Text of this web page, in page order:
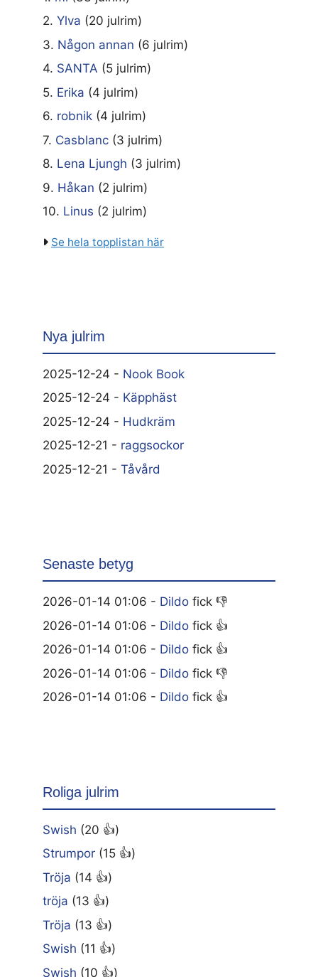
2. Ylva (20 julrim)
3. Någon annan (6 julrim)
4. SANTA (5 julrim)
5. Erika (4 julrim)
6. robnik (4 julrim)
7. Casblanc (3 julrim)
8. Lena Ljungh (3 julrim)
9. Håkan (2 julrim)
10. Linus (2 julrim)
Se hela topplistan här
Nya julrim
2025-12-24 - Nook Book
2025-12-24 - Käpphäst
2025-12-24 - Hudkräm
2025-12-21 - raggsockor
2025-12-21 - Tåvård
Senaste betyg
2026-01-14 01:06 - Dildo fick 👎
2026-01-14 01:06 - Dildo fick 👍
2026-01-14 01:06 - Dildo fick 👍
2026-01-14 01:06 - Dildo fick 👎
2026-01-14 01:06 - Dildo fick 👍
Roliga julrim
Swish (20 👍)
Strumpor (15 👍)
Tröja (14 👍)
tröja (13 👍)
Tröja (13 👍)
Swish (11 👍)
Swish (10 👍)